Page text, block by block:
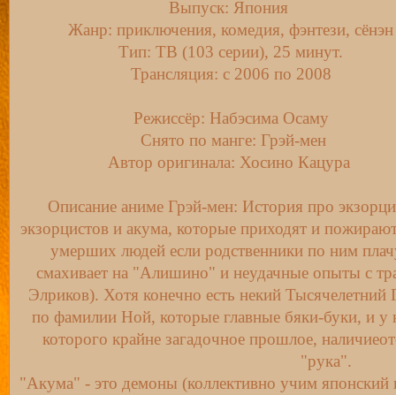
Выпуск: Япония
Жанр: приключения, комедия, фэнтези, сёнэн
Тип: ТВ (103 серии), 25 минут.
Трансляция: c 2006 по 2008
Режиссёр: Набэсима Осаму
Снято по манге: Грэй-мен
Автор оригинала: Хосино Кацура
Описание аниме Грэй-мен: История про
экзорцистов и акума, которые приходят и
умерших людей если родственники по ним
смахивает на "Алишино" и неудачные опыты с
Элриков). Хотя конечно есть некий
по фамилии Ной, которые главные бяки-буки, и у
которого крайне загадочное прошлое,
"рука".
"Акума" - это демоны (коллективно учим японский